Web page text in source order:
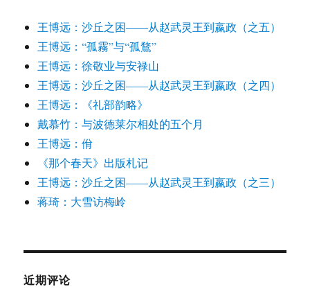
王博远：沙丘之困——从赵武灵王到嬴政（之五）
王博远：“孤霧”与“孤鶩”
王博远：徐敬业与安禄山
王博远：沙丘之困——从赵武灵王到嬴政（之四）
王博远：《礼部韵略》
戴慕竹：与波德莱尔相处的五个月
王博远：佾
《那个春天》出版札记
王博远：沙丘之困——从赵武灵王到嬴政（之三）
蒋琦：大雪访梅岭
近期评论